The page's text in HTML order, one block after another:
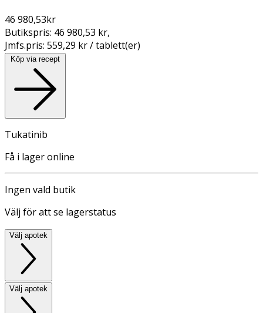
46 980,53kr
Butikspris: 46 980,53 kr,
Jmfs.pris: 559,29 kr / tablett(er)
Köp via recept
Tukatinib
Få i lager online
Ingen vald butik
Välj för att se lagerstatus
Välj apotek
Välj apotek